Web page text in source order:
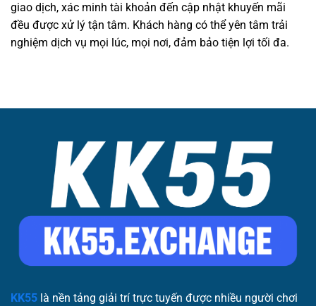
giao dịch, xác minh tài khoản đến cập nhật khuyến mãi
đều được xử lý tận tâm. Khách hàng có thể yên tâm trải
nghiệm dịch vụ mọi lúc, mọi nơi, đảm bảo tiện lợi tối đa.
KK55 là nền tảng giải trí trực tuyến được nhiều người chơi